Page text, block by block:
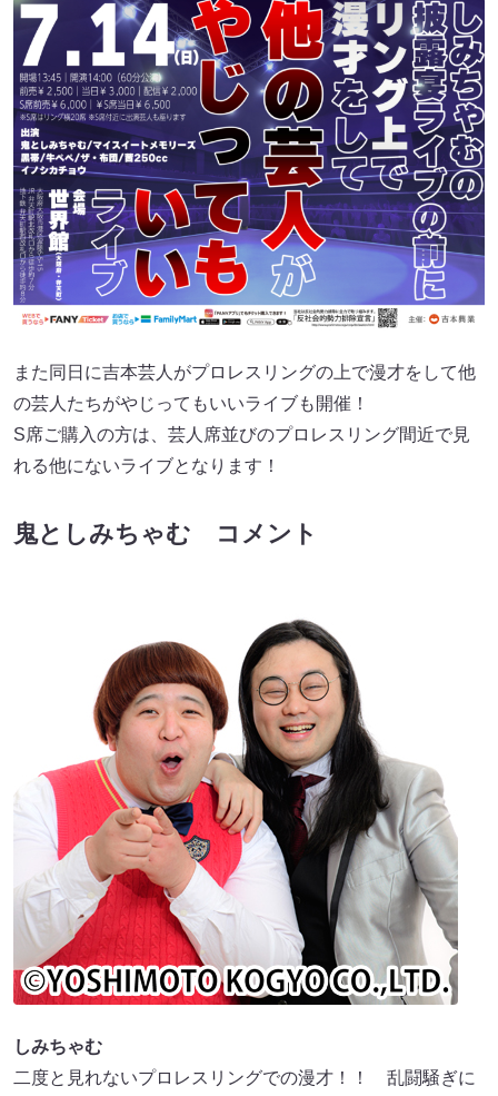
また同日に吉本芸人がプロレスリングの上で漫才をして他
の芸人たちがやじってもいいライブも開催！
S席ご購入の方は、芸人席並びのプロレスリング間近で見
れる他にないライブとなります！
鬼としみちゃむ コメント
しみちゃむ
二度と見れないプロレスリングでの漫才！！ 乱闘騒ぎに